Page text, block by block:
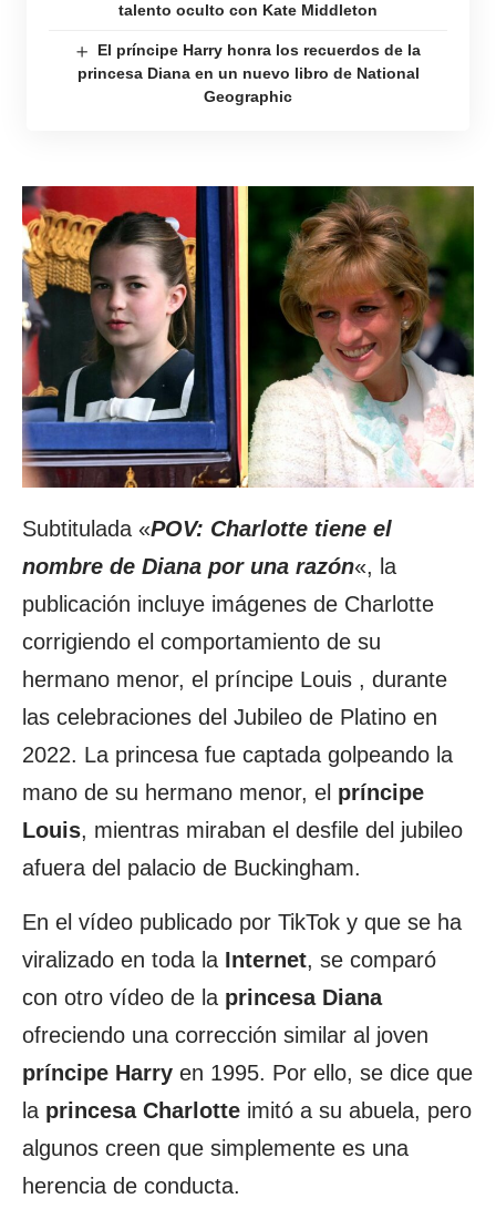
talento oculto con Kate Middleton
El príncipe Harry honra los recuerdos de la
princesa Diana en un nuevo libro de National
Geographic
Subtitulada «POV: Charlotte tiene el
nombre de Diana por una razón«, la
publicación incluye imágenes de Charlotte
corrigiendo el comportamiento de su
hermano menor, el príncipe Louis , durante
las celebraciones del Jubileo de Platino en
2022. La princesa fue captada golpeando la
mano de su hermano menor, el príncipe
Louis, mientras miraban el desfile del jubileo
afuera del palacio de Buckingham.
En el vídeo publicado por TikTok y que se ha
viralizado en toda la Internet, se comparó
con otro vídeo de la princesa Diana
ofreciendo una corrección similar al joven
príncipe Harry en 1995. Por ello, se dice que
la princesa Charlotte imitó a su abuela, pero
algunos creen que simplemente es una
herencia de conducta.